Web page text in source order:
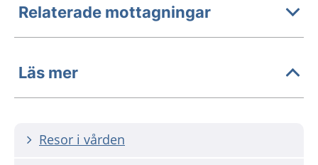
Relaterade mottagningar
Läs mer
Resor i vården